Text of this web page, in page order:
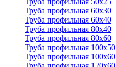
Труба профильная 60х30
Труба профильная 60х40
Труба профильная 80х40
Труба профильная 80х60
Труба профильная 100х50
Труба профильная 100х60